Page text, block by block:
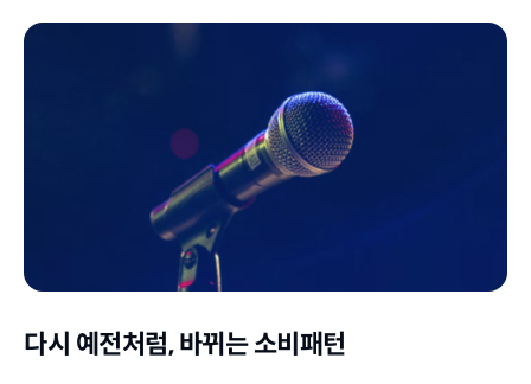
다시 예전처럼, 바뀌는 소비패턴